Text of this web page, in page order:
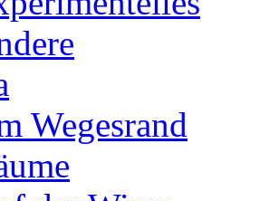
Wegesrand